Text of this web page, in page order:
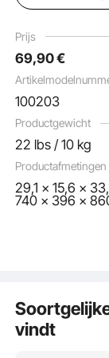
Uitgerust met 4
soepele loop. Twee
voor een veilige
Prijs
Productgewicht
Productafmetingen
draagbare
draagvermogen,
396 x 860 mm
Medische trolley
Drievoudig
Zilver
69,90€
100203
22 lbs / 10 kg
29,1 x 15,6 x
740 x 396 x
vindt